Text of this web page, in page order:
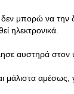
μπορώ να την
ηλεκτρονικά.
αυστηρά στον
μάλιστα αμέσως,